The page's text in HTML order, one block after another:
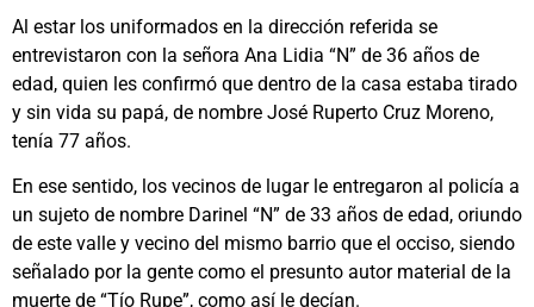
Al estar los uniformados en la dirección referida se
entrevistaron con la señora Ana Lidia “N” de 36 años de
edad, quien les confirmó que dentro de la casa estaba tirado
y sin vida su papá, de nombre José Ruperto Cruz Moreno,
tenía 77 años.
En ese sentido, los vecinos de lugar le entregaron al policía a
un sujeto de nombre Darinel “N” de 33 años de edad, oriundo
de este valle y vecino del mismo barrio que el occiso, siendo
señalado por la gente como el presunto autor material de la
muerte de “Tío Rupe”, como así le decían.